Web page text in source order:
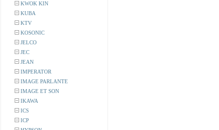
KWOK KIN
KUBA
KTV
KOSONIC
JELCO
JEC
JEAN
IMPERATOR
IMAGE PARLANTE
IMAGE ET SON
IKAWA
ICS
ICP